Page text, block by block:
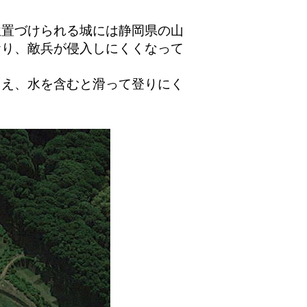
づけられる城には静岡県の山
、敵兵が侵入しにくくなって
水を含むと滑って登りにく